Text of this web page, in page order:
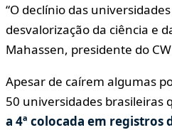
“O declínio das
desvalorização da ciência e
Mahassen, presidente do
Apesar de caírem algumas
50 universidades brasileiras
a 4ª colocada em registros